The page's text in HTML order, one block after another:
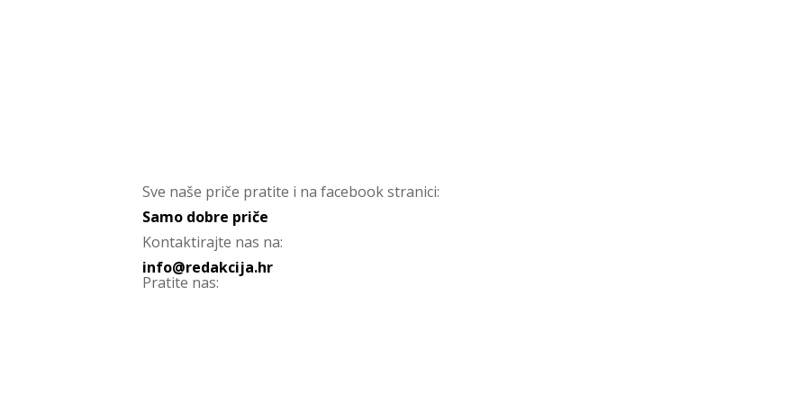
Sve naše priče pratite i na facebook stranici:
Samo dobre priče
Kontaktirajte nas na:
info@redakcija.hr
Pratite nas: